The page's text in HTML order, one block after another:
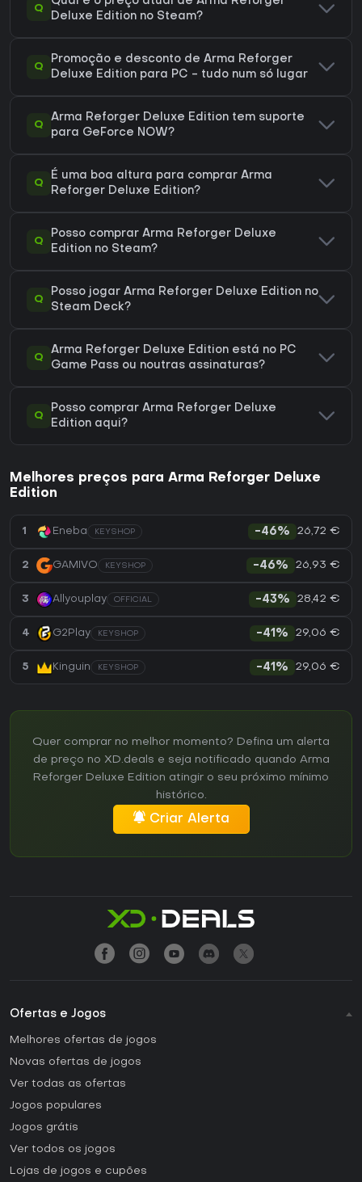
Q
Deluxe Edition no Steam?
Q
Promoção e desconto de Arma Reforger
Deluxe Edition para PC - tudo num só lugar
Q
Arma Reforger Deluxe Edition tem suporte
para GeForce NOW?
Q
É uma boa altura para comprar Arma
Reforger Deluxe Edition?
Q
Posso comprar Arma Reforger Deluxe
Edition no Steam?
Q
Posso jogar Arma Reforger Deluxe Edition no
Steam Deck?
Q
Arma Reforger Deluxe Edition está no PC
Game Pass ou noutras assinaturas?
Q
Posso comprar Arma Reforger Deluxe
Edition aqui?
Melhores preços para Arma Reforger Deluxe
Edition
1 Eneba KEYSHOP -46% 26,72 €
2 GAMIVO KEYSHOP -46% 26,93 €
3 Allyouplay OFFICIAL -43% 28,42 €
4 G2Play KEYSHOP -41% 29,06 €
5 Kinguin KEYSHOP -41% 29,06 €
Quer comprar no melhor momento? Defina um alerta
de preço no XD.deals e seja notificado quando Arma
Reforger Deluxe Edition atingir o seu próximo mínimo
histórico.
Criar Alerta
Ofertas e Jogos
Melhores ofertas de jogos
Novas ofertas de jogos
Ver todas as ofertas
Jogos populares
Jogos grátis
Ver todos os jogos
Lojas de jogos e cupões